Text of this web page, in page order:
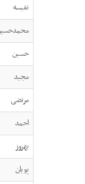
نفیسه
حسین
مجید
مرتضی
احمد
بهروز
پویان